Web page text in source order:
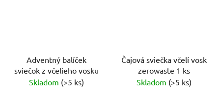
Adventný balíček
sviečok z včelieho vosku
Skladom (>5 ks)
Čajová sviečka včelí vosk
zerowaste 1 ks
Skladom (>5 ks)